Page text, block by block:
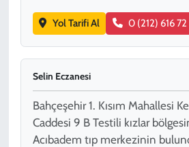
Yol Tarifi Al 0 (212) 616
Selin Eczanesi
Bahçeşehir 1. Kısım Mahallesi
Caddesi 9 B Testili kızlar
Acıbadem tıp merkezinin